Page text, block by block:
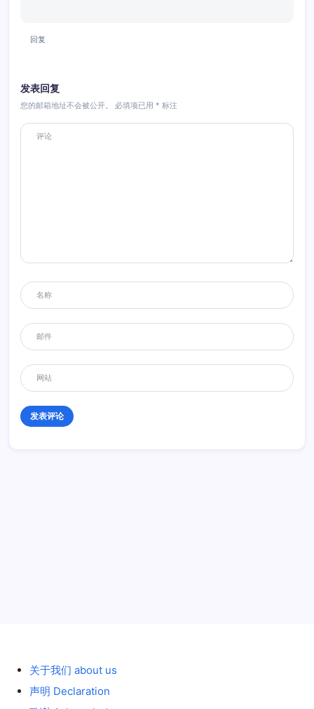
回复
发表回复
您的邮箱地址不会被公开。 必填项已用 * 标注
关于我们 about us
声明 Declaration